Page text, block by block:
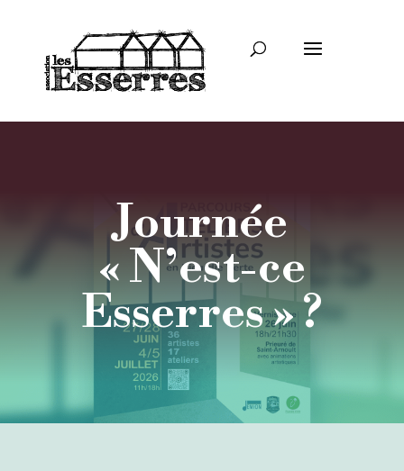
Journée
« N’est-ce
Esserres » ?